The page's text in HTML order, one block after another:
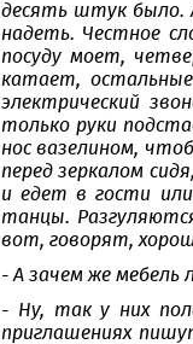
десять штук было.
надеть. Честное
посуду моет,
катает,
электрический
только руки
нос вазелином,
перед зеркалом
и едет в гости
танцы.
вот, говорят,
- А зачем же мебель
- Ну, так у них
приглашениях